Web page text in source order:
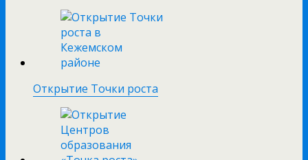
Открытие Точки роста